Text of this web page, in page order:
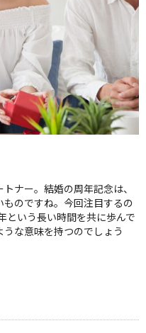
要| 採用情報
バシーポリシー
ナー。結婚の周年記念は、
のですね。今回注目するの
という長い時間を共に歩んで
な意味を持つのでしょう